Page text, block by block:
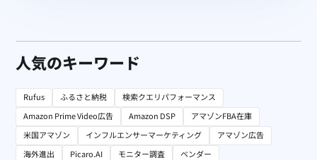
人気のキーワード
Rufus ふるさと納税
検索クエリパフォーマンス
Amazon Prime Video広告
Amazon DSP
アマゾンFBA在庫
米国アマゾン
インフルエンサーマーケティング
アマゾン広告
海外進出
Picaro.AI モニター調査
ベンダー